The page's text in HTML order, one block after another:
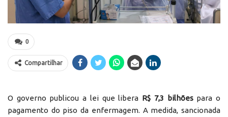
0
Compartilhar
O governo publicou a lei que libera R$ 7,3 bilhõespara o
pagamento do piso da enfermagem. A medida, sancionada